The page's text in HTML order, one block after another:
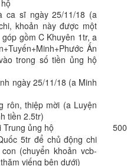
ca sĩ ngày 25/11/18 (a
khoản này được một
gồm C Khuyên 1tr, a
Ấn
trong số tiền ủng hộ
ngày 25/11/18 (a Minh
rôn, thiệp mời (a Luyện
tiền 2.5tr)
Trung ủng hộ
5tr để chủ động chi
(chuyển khoản vcb-
viếng bên dưới)